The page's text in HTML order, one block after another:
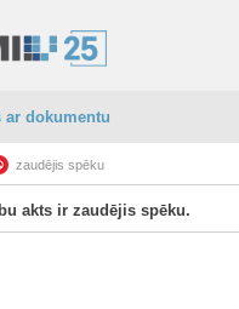
ar dokumentu
zaudējis spēku
akts ir zaudējis spēku.